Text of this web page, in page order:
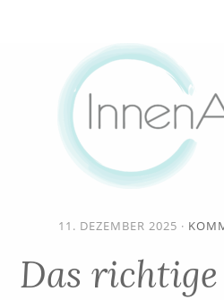
11. DEZEMBER 2025 ·
Das richtige